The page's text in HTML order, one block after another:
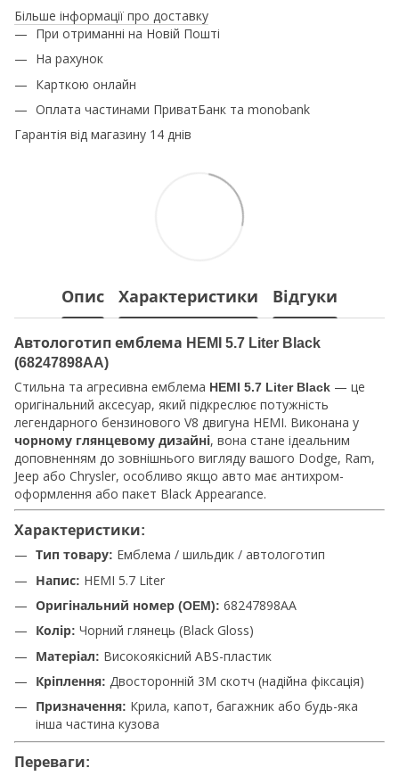
Більше інформації про доставку
При отриманні на Новій Пошті
На рахунок
Карткою онлайн
Оплата частинами ПриватБанк та monobank
Гарантія від магазину 14 днів
Опис Характеристики Відгуки
Автологотип емблема HEMI 5.7 Liter Black
(68247898AA)
Стильна та агресивна емблема HEMI 5.7 Liter Black — це
оригінальний аксесуар, який підкреслює потужність
легендарного бензинового V8 двигуна HEMI. Виконана у
чорному глянцевому дизайні, вона стане ідеальним
доповненням до зовнішнього вигляду вашого Dodge, Ram,
Jeep або Chrysler, особливо якщо авто має антихром-
оформлення або пакет Black Appearance.
Характеристики:
Тип товару: Емблема / шильдик / автологотип
Напис: HEMI 5.7 Liter
Оригінальний номер (OEM): 68247898AA
Колір: Чорний глянець (Black Gloss)
Матеріал: Високоякісний ABS-пластик
Кріплення: Двосторонній 3M скотч (надійна фіксація)
Призначення: Крила, капот, багажник або будь-яка
інша частина кузова
Переваги: